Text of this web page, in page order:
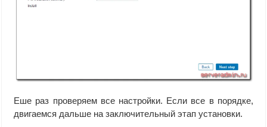
Еше раз проверяем все настройки. Если все в порядке,
двигаемся дальше на заключительный этап установки.